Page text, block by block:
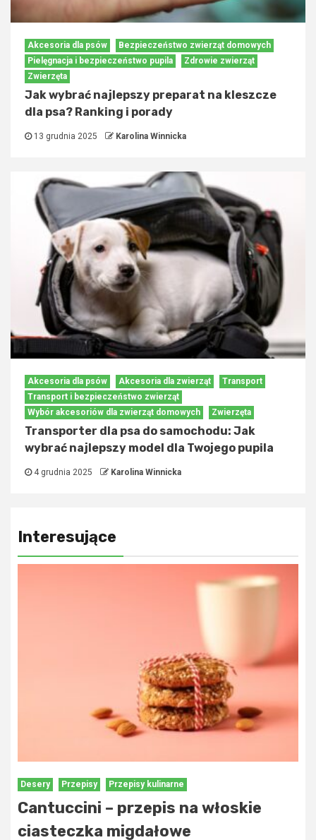
Akcesoria dla psów
Bezpieczeństwo zwierząt domowych
Pielęgnacja i bezpieczeństwo pupila
Zdrowie zwierząt
Zwierzęta
Jak wybrać najlepszy preparat na kleszcze
dla psa? Ranking i porady
13 grudnia 2025 Karolina Winnicka
Akcesoria dla psów Akcesoria dla zwierząt
Transport
Transport i bezpieczeństwo zwierząt
Wybór akcesoriów dla zwierząt domowych
Zwierzęta
Transporter dla psa do samochodu: Jak
wybrać najlepszy model dla Twojego pupila
4 grudnia 2025 Karolina Winnicka
Interesujące
Desery Przepisy Przepisy kulinarne
Cantuccini – przepis na włoskie
ciasteczka migdałowe